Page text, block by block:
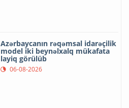
Azərbaycanın rəqəmsal idarəçilik
model iki beynəlxalq mükafata
layiq görülüb
06-08-2026